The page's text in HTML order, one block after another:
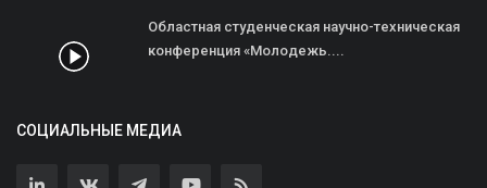
Областная студенческая научно-техническая
конференция «Молодежь....
СОЦИАЛЬНЫЕ МЕДИА